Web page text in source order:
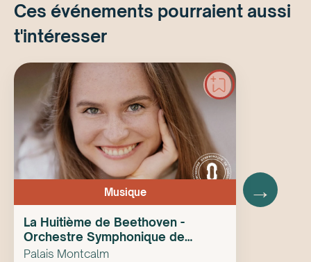
Ces événements pourraient aussi
t'intéresser
Musique
La Huitième de Beethoven -
Orchestre Symphonique de
Québec
Palais Montcalm
→